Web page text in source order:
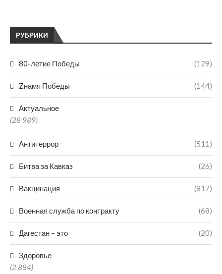
РУБРИКИ
80-летие Победы (129)
Zнамя Победы (144)
Актуальное
(28 989)
Антитеррор (511)
Битва за Кавказ (26)
Вакцинация (817)
Военная служба по контракту (68)
Дагестан – это (20)
Здоровье
(2 884)